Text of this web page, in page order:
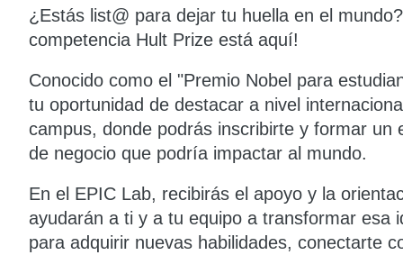
¿Estás list@ para dejar tu huella en el
competencia Hult Prize está aquí!
Conocido como el "Premio Nobel para
tu oportunidad de destacar a nivel
campus, donde podrás inscribirte y formar un
de negocio que podría impactar al mundo.
En el EPIC Lab, recibirás el apoyo y la
ayudarán a ti y a tu equipo a transformar esa
para adquirir nuevas habilidades, conectarte